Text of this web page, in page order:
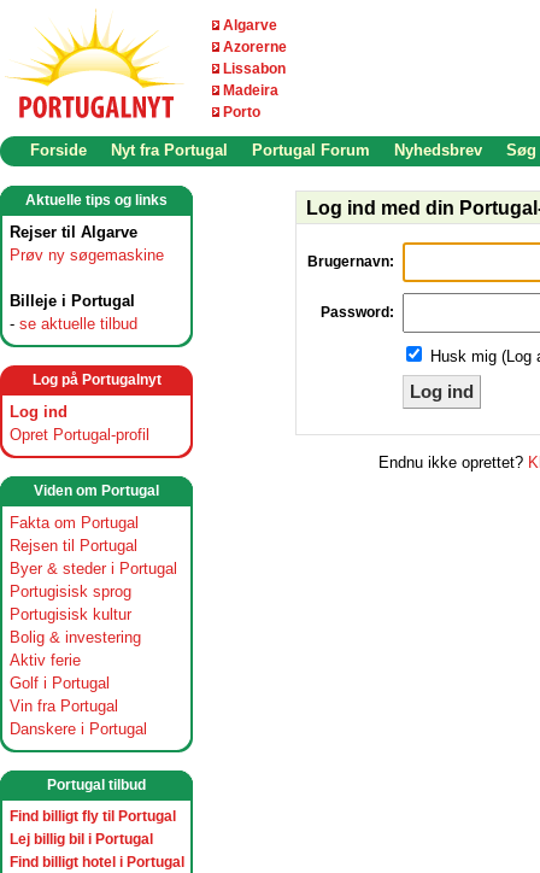
Algarve
Azorerne
Lissabon
Madeira
Porto
Forside Nyt fra Portugal Portugal Forum Nyhedsbrev Søg
Aktuelle tips og links
Rejser til Algarve
Prøv ny søgemaskine
Billeje i Portugal
- se aktuelle tilbud
Log på Portugalnyt
Log ind
Opret Portugal-profil
Viden om Portugal
Fakta om Portugal
Rejsen til Portugal
Byer & steder i Portugal
Portugisisk sprog
Portugisisk kultur
Bolig & investering
Aktiv ferie
Golf i Portugal
Vin fra Portugal
Danskere i Portugal
Portugal tilbud
Find billigt fly til Portugal
Lej billig bil i Portugal
Find billigt hotel i Portugal
Log ind med din
Brugernavn:
Password:
Husk mig (Log
Log ind
Endnu ikke oprettet?